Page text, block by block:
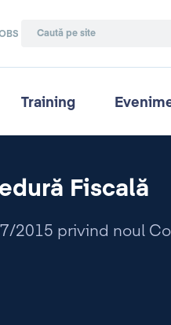
Training
Fiscală
2015 privind noul